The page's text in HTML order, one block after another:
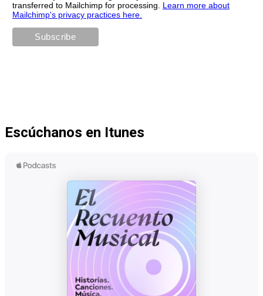
transferred to Mailchimp for processing. Learn more about
Mailchimp's privacy practices here.
Escúchanos en Itunes